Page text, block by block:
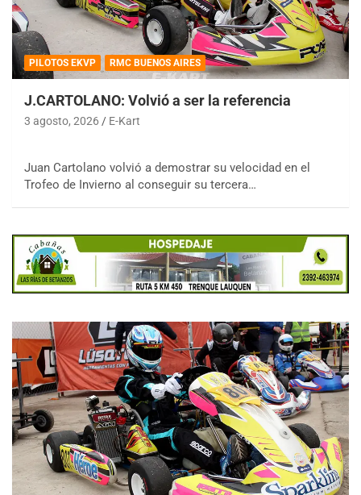
PILOTOS EKVP RMC BUENOS AIRES
J.CARTOLANO: Volvió a ser la referencia
3 agosto, 2026 E-Kart
Juan Cartolano volvió a demostrar su velocidad en el
Trofeo de Invierno al conseguir su tercera…